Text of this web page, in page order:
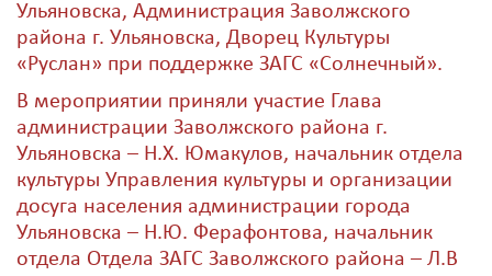
Ульяновска, Администрация Заволжского
района г. Ульяновска, Дворец Культуры
«Руслан» при поддержке ЗАГС «Солнечный».
В мероприятии приняли участие Глава
администрации Заволжского района г.
Ульяновска – Н.Х. Юмакулов, начальник отдела
культуры Управления культуры и организации
досуга населения администрации города
Ульяновска – Н.Ю. Ферафонтова, начальник
отдела Отдела ЗАГС Заволжского района – Л.В